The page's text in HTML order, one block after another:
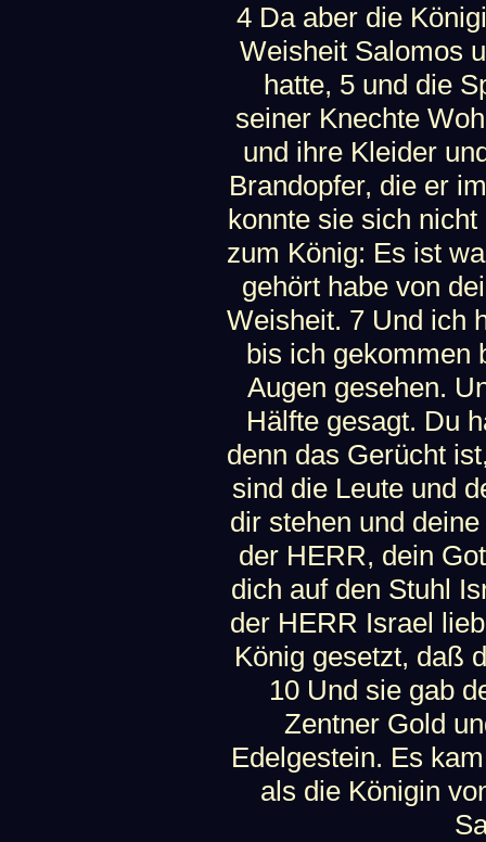
4 Da aber die
Weisheit Salomos
hatte, 5 und die
seiner Knechte
und ihre Kleider
Brandopfer, die er
konnte sie sich
zum König: Es ist
gehört habe von
Weisheit. 7 Und ich
bis ich gekommen
Augen gesehen.
Hälfte gesagt. Du
denn das Gerücht
sind die Leute und
dir stehen und
der HERR, dein
dich auf den Stuhl
der HERR Israel
König gesetzt, daß
10 Und sie gab
Zentner Gold
Edelgestein. Es
als die Königin